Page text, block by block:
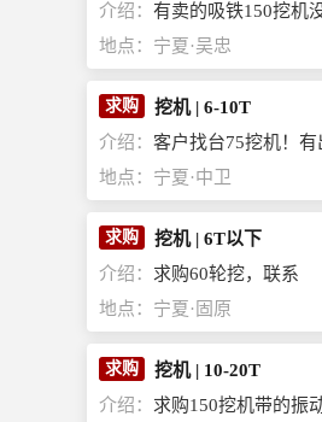
介绍： 有卖的吸铁150挖机
地点： 宁夏·吴忠
求购 挖机| 6-10T
介绍： 客户找台75挖机！有
地点： 宁夏·中卫
求购 挖机| 6T以下
介绍： 求购60轮挖，联系
地点： 宁夏·固原
求购 挖机| 10-20T
介绍： 求购150挖机带的振